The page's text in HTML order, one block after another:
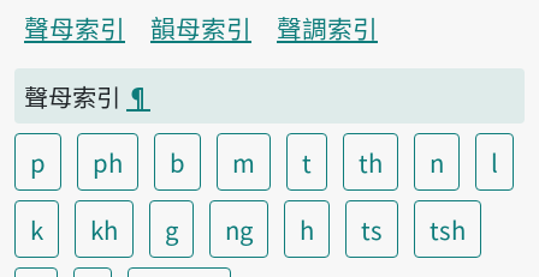
聲母索引
韻母索引
聲調索引
聲母索引 ¶
p
ph b m t th n
l
k
kh g ng h ts
tsh